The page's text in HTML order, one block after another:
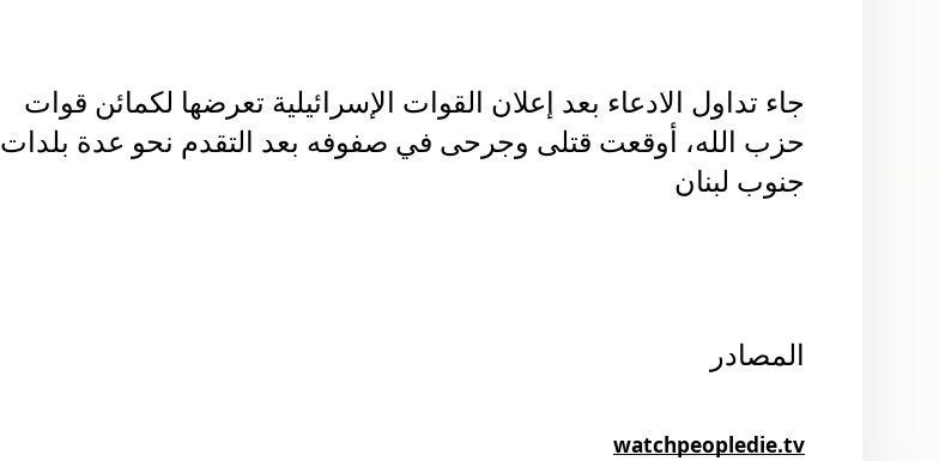
جاء تداول الادعاء بعد إعلان القوات الإسرائيلية تعرضها لكمائن قوات
حزب الله، أوقعت قتلى وجرحى في صفوفه بعد التقدم نحو عدة بلدات
جنوب لبنان
المصادر
watchpeopledie.tv